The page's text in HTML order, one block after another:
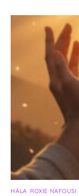
HÁLA ROXIE NAFOUSI